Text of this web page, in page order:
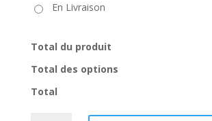
En Livraison
Total du produit
Total des options
Total